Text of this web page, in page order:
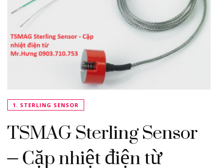
1. STERLING SENSOR
TSMAG Sterling Sensor
– Cặp nhiệt điện từ